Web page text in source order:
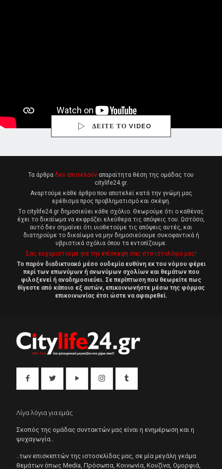
ΔΕΙΤΕ ΤΟ VIDEO
Τα άρθρα δεν αποτελούν απαραίτητα θέση της ομάδας του
citylife24.gr.
Αναρτούμε κάθε άρθρο που αποτελεί κατά την γνώμη μας
ερέθισμα προς προβληματισμό και σκέψη.
Tο citylife24.gr δημοσιεύει κάθε σχόλιο. Θεωρούμε ότι ο καθένας
έχει το δικαίωμα να εκφράζει ελεύθερα τις απόψεις του. Ωστόσο,
αυτό δεν σημαίνει ότι υιοθετούμε τις απόψεις αυτές, και
διατηρούμε το δικαίωμα να μην δημοσιεύουμε συκοφαντικά ή
υβριστικά σχόλια όπου τα εντοπίζουμε.
Σας ευχαριστούμε για την επίσκεψη σας στο ιστολόγιο μας!
Το παρόν διαδικτυακό μέσο ουδεμία ευθύνη εκ του νόμου φέρει
περί των επωνύμων ή ανωνύμων σχολίων και θεμάτων που
φιλοξενεί ή αναδημοσιεύει. Σε περίπτωση που θεωρείτε πως
θίγεστε από κάποιο εξ αυτών, επικοινωνήστε μέσω της φόρμας
επικοινωνίας έτσι ώστε να αφαιρεθεί.
Λίγα λόγια για εμάς
Σκοπός της ομάδας συντακτών μας είναι η ενημέρωση και η
ψυχαγωγία..
..των επισκεπτών της ιστοσελίδας μας, σε μία μεγάλη γκάμα
θεμάτων όπως Μedia, Πρόσωπα, Κοινωνία, Κουζίνα, Ομορφιά,